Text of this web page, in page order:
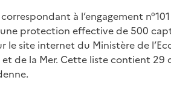
à l’engagement
protection effective de 500
site internet du Ministère de
de la Mer. Cette liste contient 29